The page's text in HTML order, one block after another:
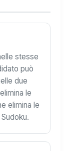
stesse
può
due
le
elimina le